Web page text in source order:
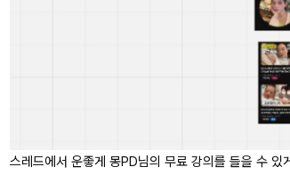
스레드에서 운좋게 몽PD님의 무료 강의를 들을 수 있